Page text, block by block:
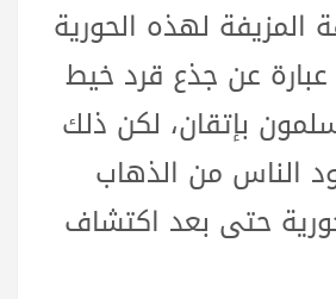
المزيفة لهذه الحورية
عن جذع قرد خيط
بإتقان، لكن ذلك
الناس من الذهاب
حتى بعد اكتشاف